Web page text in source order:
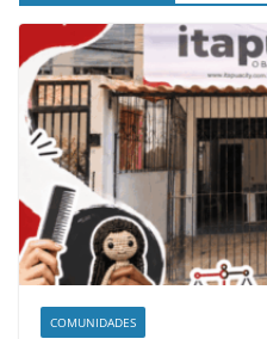
COMUNIDADES